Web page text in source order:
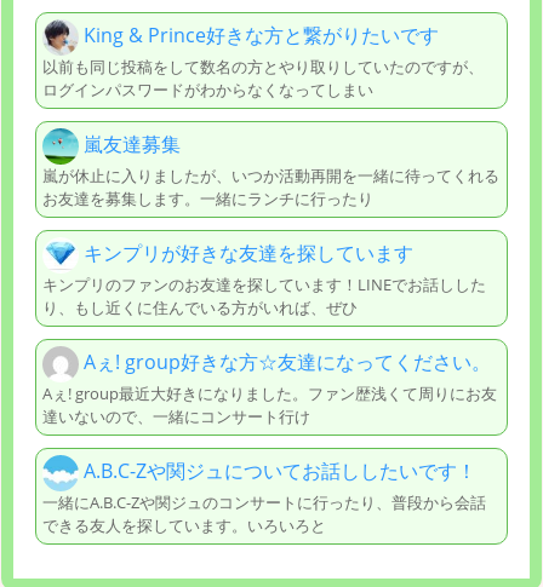
King & Prince好きな方と繋がりたいです
以前も同じ投稿をして数名の方とやり取りしていたのですが、
ログインパスワードがわからなくなってしまい
嵐友達募集
嵐が休止に入りましたが、いつか活動再開を一緒に待ってくれる
お友達を募集します。一緒にランチに行ったり
キンプリが好きな友達を探しています
キンプリのファンのお友達を探しています！LINEでお話しした
り、もし近くに住んでいる方がいれば、ぜひ
Aぇ! group好きな方☆友達になってください。
Aぇ! group最近大好きになりました。ファン歴浅くて周りにお友
達いないので、一緒にコンサート行け
A.B.C-Zや関ジュについてお話ししたいです！
一緒にA.B.C-Zや関ジュのコンサートに行ったり、普段から会話
できる友人を探しています。いろいろと